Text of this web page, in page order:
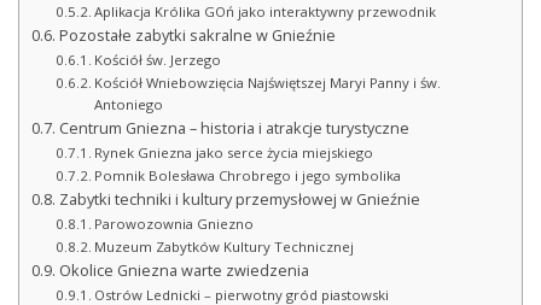
Aplikacja Królika GOń jako interaktywny przewodnik
Pozostałe zabytki sakralne w Gnieźnie
Kościół św. Jerzego
Kościół Wniebowzięcia Najświętszej Maryi Panny i św.
Antoniego
Centrum Gniezna – historia i atrakcje turystyczne
Rynek Gniezna jako serce życia miejskiego
Pomnik Bolesława Chrobrego i jego symbolika
Zabytki techniki i kultury przemysłowej w Gnieźnie
Parowozownia Gniezno
Muzeum Zabytków Kultury Technicznej
Okolice Gniezna warte zwiedzenia
Ostrów Lednicki – pierwotny gród piastowski